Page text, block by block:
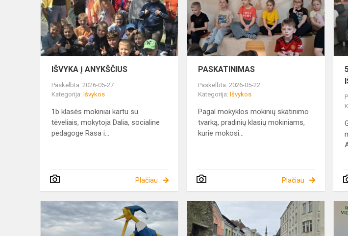
IŠVYKA Į ANYKŠČIUS
Paskelbta: 2026-05-27
Kategorija: Išvykos
1b klasės mokiniai kartu su
tėveliais, mokytoja Dalia, socialine
pedagoge Rasa i...
Plačiau
PASKATINIMAS
Paskelbta: 2026-05-22
Kategorija:Išvykos
Pagal mokyklos mokinių skatinimo
tvarką, pradinių klasių mokiniams,
kurie mokosi...
Plačiau
KETVIRTOKŲ
KELIONĖ